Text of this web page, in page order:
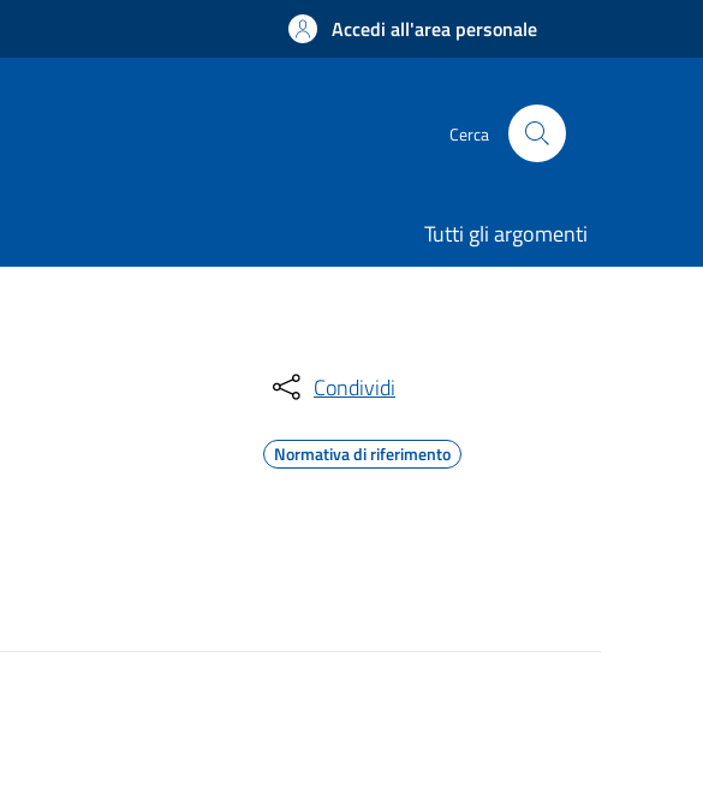
Accedi all'area personale
Cerca
Tutti gli argomenti
Condividi
Normativa di riferimento